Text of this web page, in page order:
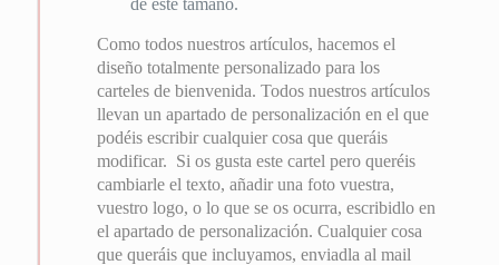
Como todos nuestros artículos, hacemos el
diseño totalmente personalizado para los
carteles de bienvenida. Todos nuestros artículos
llevan un apartado de personalización en el que
podéis escribir cualquier cosa que queráis
modificar. Si os gusta este cartel pero queréis
cambiarle el texto, añadir una foto vuestra,
vuestro logo, o lo que se os ocurra, escribidlo en
el apartado de personalización. Cualquier cosa
que queráis que incluyamos, enviadla al mail